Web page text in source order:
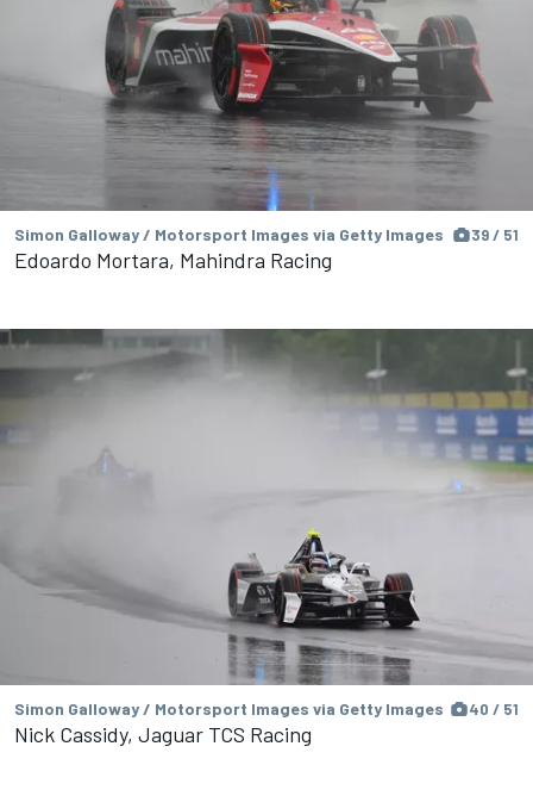
Simon Galloway / Motorsport Images via Getty Images 39 / 51
Edoardo Mortara, Mahindra Racing
Simon Galloway / Motorsport Images via Getty Images 40 / 51
Nick Cassidy, Jaguar TCS Racing